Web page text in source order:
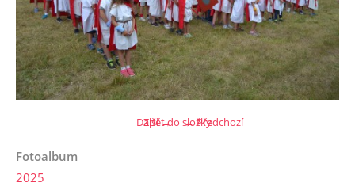
← Předchozí
Další →
Zpět do složky
Fotoalbum
2025